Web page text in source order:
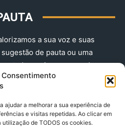
ajudar a melhorar a sua experiência de
e visitas repetidas. Ao clicar em
utilização de TODOS os cookies.
a sua voz e suas
de pauta ou uma
envie-nos agora!